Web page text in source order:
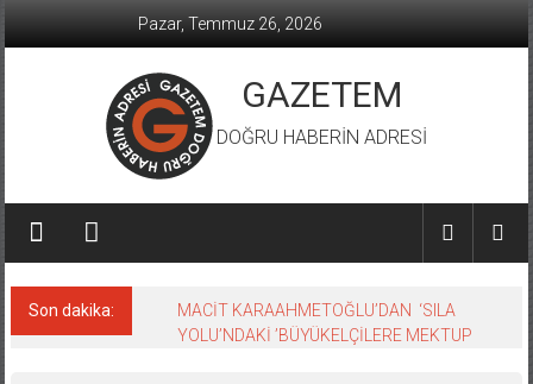
Pazar, Temmuz 26, 2026
GAZETEM
DOĞRU HABERİN ADRESİ
Son dakika:
MACİT KARAAHMETOĞLU’DAN ‘SILA
YOLU’NDAKİ ’BÜYÜKELÇİLERE MEKTUP